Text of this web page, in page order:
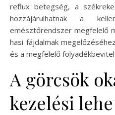
reflux betegség, a
hozzájárulhatnak a
emésztőrendszer megfelelő
hasi fájdalmak
és a megfelelő
A görcsök
kezelési